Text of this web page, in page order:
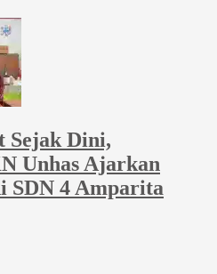
Sejak Dini,
Unhas Ajarkan
SDN 4 Amparita